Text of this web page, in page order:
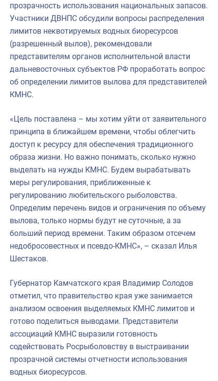
прозрачность использования национальных запасов.
Участники ДВНПС обсудили вопросы распределения
лимитов неквотируемых водных биоресурсов
(разрешенный вылов), рекомендовали
представителям органов исполнительной власти
дальневосточных субъектов РФ проработать вопрос
об определении лимитов вылова для представителей
КМНС.
«Цель поставлена – мы хотим уйти от заявительного
принципа в ближайшем времени, чтобы облегчить
доступ к ресурсу для обеспечения традиционного
образа жизни. Но важно понимать, сколько нужно
выделать на нужды КМНС. Будем вырабатывать
меры регулирования, приближенные к
регулированию любительского рыболовства.
Определим перечень видов и ограничения по объему
вылова, только нормы будут не суточные, а за
больший период времени. Таким образом отсечем
недобросовестных и псевдо-КМНС», – сказал Илья
Шестаков.
Губернатор Камчатского края Владимир Солодов
отметил, что правительство края уже занимается
анализом освоения выделяемых КМНС лимитов и
готово поделиться выводами. Представители
ассоциаций КМНС выразили готовность
содействовать Росрыболовству в выстраивании
прозрачной системы отчетности использования
водных биоресурсов.